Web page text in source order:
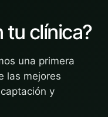
tu clínica?
una primera
las mejores
y